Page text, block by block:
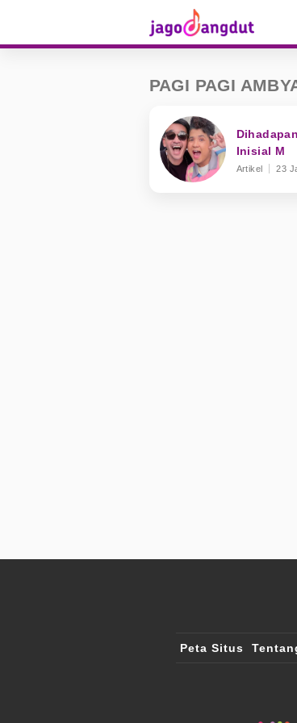
PAGI PAGI
Inisial M
Artikel 23
Peta Situs